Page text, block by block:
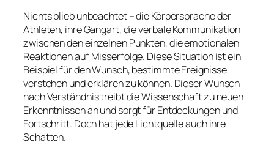
Nichts blieb unbeachtet – die Körpersprache der
Athleten, ihre Gangart, die verbale Kommunikation
zwischen den einzelnen Punkten, die emotionalen
Reaktionen auf Misserfolge. Diese Situation ist ein
Beispiel für den Wunsch, bestimmte Ereignisse
verstehen und erklären zu können. Dieser Wunsch
nach Verständnis treibt die Wissenschaft zu neuen
Erkenntnissen an und sorgt für Entdeckungen und
Fortschritt. Doch hat jede Lichtquelle auch ihre
Schatten.